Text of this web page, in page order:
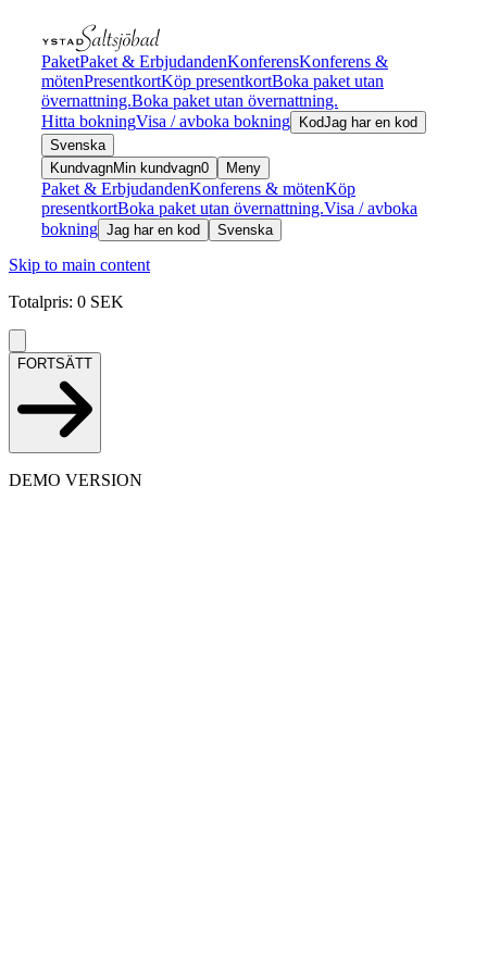
PaketPaket & ErbjudandenKonferensKonferens &
mötenPresentkortKöp presentkortBoka paket utan
övernattning.Boka paket utan övernattning.
Hitta bokningVisa / avboka bokning KodJag har en kod
Svenska
KundvagnMin kundvagn0 Meny
Paket & ErbjudandenKonferens & mötenKöp
presentkortBoka paket utan övernattning.Visa / avboka
bokning Jag har en kod Svenska
Skip to main content
Totalpris: 0 SEK
FORTSÄTT
DEMO VERSION